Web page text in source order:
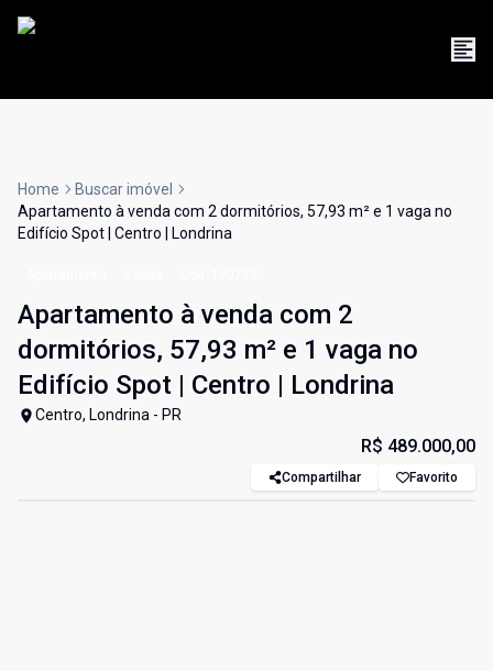
Home
Buscar imóvel
Apartamento à venda com 2 dormitórios, 57,93 m² e 1 vaga no
Edifício Spot | Centro | Londrina
Apartamento à venda com 2
dormitórios, 57,93 m² e 1 vaga no
Edifício Spot | Centro | Londrina
Centro, Londrina - PR
R$ 489.000,00
Compartilhar Favorito